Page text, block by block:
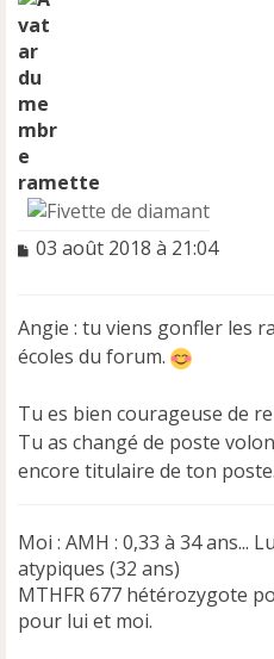
ramette
M
a
g
n
o
n
l
03 août 2018 à 21:04
Angie : tu viens gonfler les
écoles du forum.
Tu es bien courageuse de
Tu as changé de poste
encore titulaire de ton
Moi : AMH : 0,33 à 34 ans...
atypiques (32 ans)
MTHFR 677 hétérozygote
pour lui et moi.